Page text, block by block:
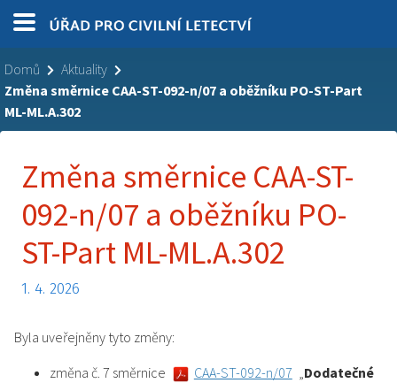
Domů
Aktuality
Změna směrnice CAA-ST-092-n/07 a oběžníku PO-ST-Part
ML-ML.A.302
Změna směrnice CAA-ST-
092-n/07 a oběžníku PO-
ST-Part ML-ML.A.302
1. 4. 2026
Byla uveřejněny tyto změny:
změna č. 7 směrnice
CAA-ST-092-n/07 „Dodatečné